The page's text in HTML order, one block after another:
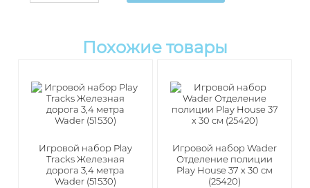
Похожие товары
Игровой набор Play
Tracks Железная
дорога 3,4 метра
Wader (51530)
Игровой набор Wader
Отделение полиции
Play House 37 х 30 см
(25420)